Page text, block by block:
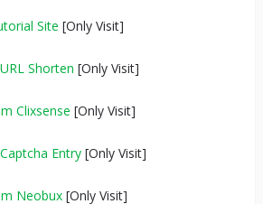
Site [Only Visit]
Shorten [Only Visit]
Clixsense [Only Visit]
Entry[Only Visit]
Neobux[Only Visit]